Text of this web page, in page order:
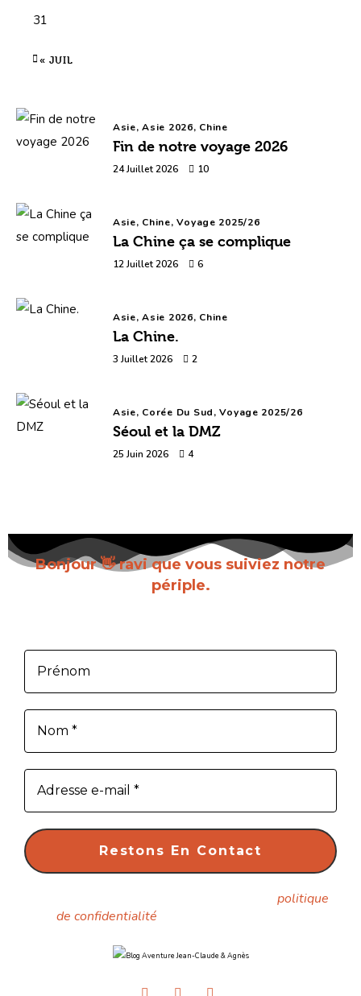
31
« JUIL
Asie,Asie 2026, Chine
Fin de notre voyage 2026
24 Juillet 2026 10
Asie, Chine,Voyage 2025/26
La Chine ça se complique
12 Juillet 2026 6
Asie,Asie 2026, Chine
La Chine.
3 Juillet 2026 2
Asie, Corée Du Sud,Voyage 2025/26
Séoul et la DMZ
25 Juin 2026 4
Bonjour 👋 ravi que vous suiviez notre
périple.
politique
de confidentialité